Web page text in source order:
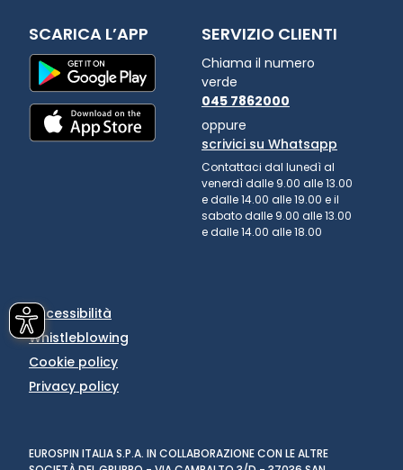
SCARICA L’APP SERVIZIO CLIENTI
Chiama il numero
verde
045 7862000
oppure
scrivici su Whatsapp
Contattaci dal lunedì al
venerdì dalle 9.00 alle 13.00
e dalle 14.00 alle 19.00 e il
sabato dalle 9.00 alle 13.00
e dalle 14.00 alle 18.00
Accessibilità
Whistleblowing
Cookie policy
Privacy policy
EUROSPIN ITALIA S.P.A. IN COLLABORAZIONE CON LE ALTRE